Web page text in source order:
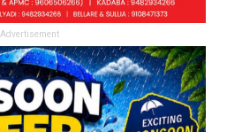
Advertisement